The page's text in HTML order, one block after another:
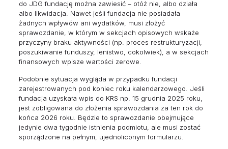
do JDG fundację można zawiesić – otóż nie, albo działa
albo likwidacja. Nawet jeśli fundacja nie posiadała
żadnych wpływów ani wydatków, musi złożyć
sprawozdanie, w którym w sekcjach opisowych wskaże
przyczyny braku aktywności (np. proces restrukturyzacji,
poszukiwanie funduszy, lenistwo, cokolwiek), a w sekcjach
finansowych wpisze wartości zerowe.
Podobnie sytuacja wygląda w przypadku fundacji
zarejestrowanych pod koniec roku kalendarzowego. Jeśli
fundacja uzyskała wpis do KRS np. 15 grudnia 2025 roku,
jest zobligowana do złożenia sprawozdania za ten rok do
końca 2026 roku. Będzie to sprawozdanie obejmujące
jedynie dwa tygodnie istnienia podmiotu, ale musi zostać
sporządzone na pełnym, ujednoliconym formularzu.